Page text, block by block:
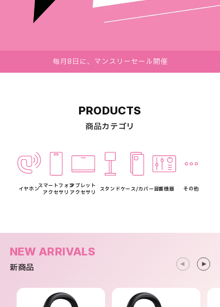
毎月8日に、マンスリーセール開催
PRODUCTS
商品カテゴリ
イヤホンスマートフォン
アクセサリ
タブレット
アクセサリ
スタンドケース/カバー音響機器 その他
NEW ARRIVALS
新商品